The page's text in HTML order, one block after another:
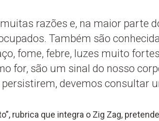
razões e, na maior parte
Também são
fome, febre, luzes muito
for, são um sinal do nosso
persistirem, devemos consultar
rubrica que integra o Zig Zag,